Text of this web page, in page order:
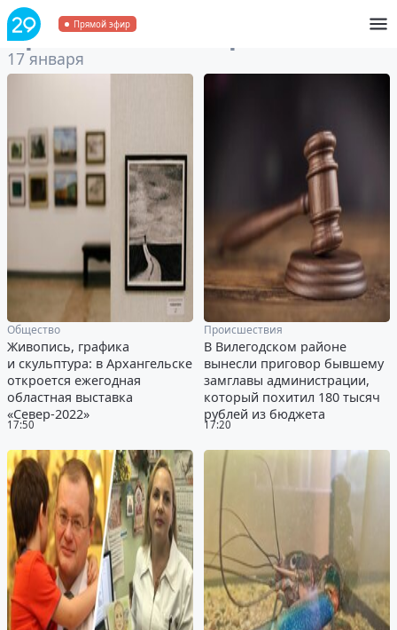
Прямой эфир
Архивза 17 января 2023
17 января
17:50
Общество
Живопись, графика
и скульптура: в Архангельске
откроется ежегодная
областная выставка
«Север-2022»
17:20
Происшествия
В Вилегодском районе
вынесли приговор бывшему
замглавы администрации,
который похитил 180 тысяч
рублей из бюджета